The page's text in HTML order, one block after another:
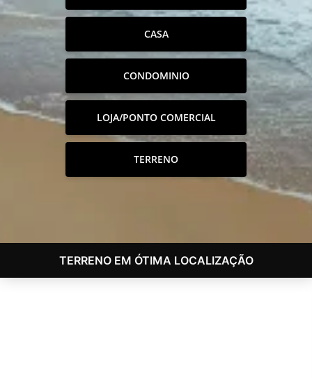
CASA
CONDOMINIO
LOJA/PONTO COMERCIAL
TERRENO
TERRENO EM ÓTIMA LOCALIZAÇÃO